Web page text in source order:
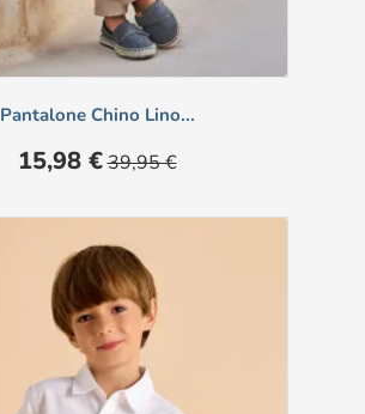
Pantalone Chino Lino...
Prezzo
15,98 € Prezzo
base
39,95 €